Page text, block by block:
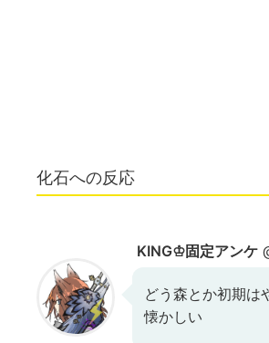
化石への反応
KING♔固定アンケ
どう森とか初期は
懐かしい